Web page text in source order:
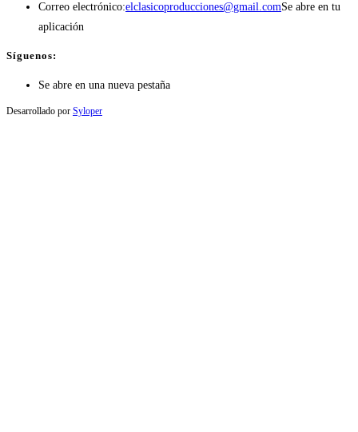
Correo electrónico:elclasicoproducciones@gmail.comSe abre en tu
aplicación
Síguenos:
Se abre en una nueva pestaña
Desarrollado por Syloper